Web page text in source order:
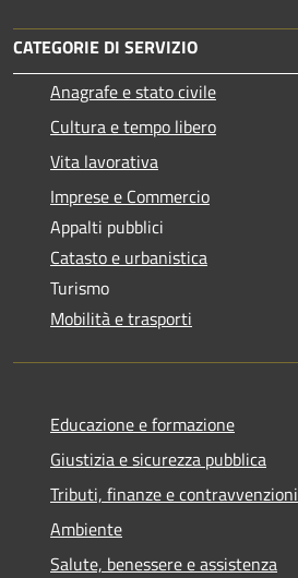
CATEGORIE DI SERVIZIO
Anagrafe e stato civile
Cultura e tempo libero
Vita lavorativa
Imprese e Commercio
Appalti pubblici
Catasto e urbanistica
Turismo
Mobilità e trasporti
Educazione e formazione
Giustizia e sicurezza pubblica
Tributi, finanze e contravvenzioni
Ambiente
Salute, benessere e assistenza